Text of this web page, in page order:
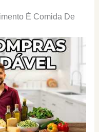
É Comida De